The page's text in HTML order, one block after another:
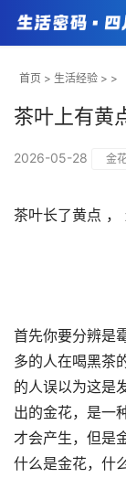
首页 > 生活经验 > >
茶叶上有黄
2026-05-28 金
茶叶长了黄点 ，
首先你要分辨是
多的人在喝黑茶
的人误以为这是
出的金花，是一
才会产生，但是
什么是金花，什